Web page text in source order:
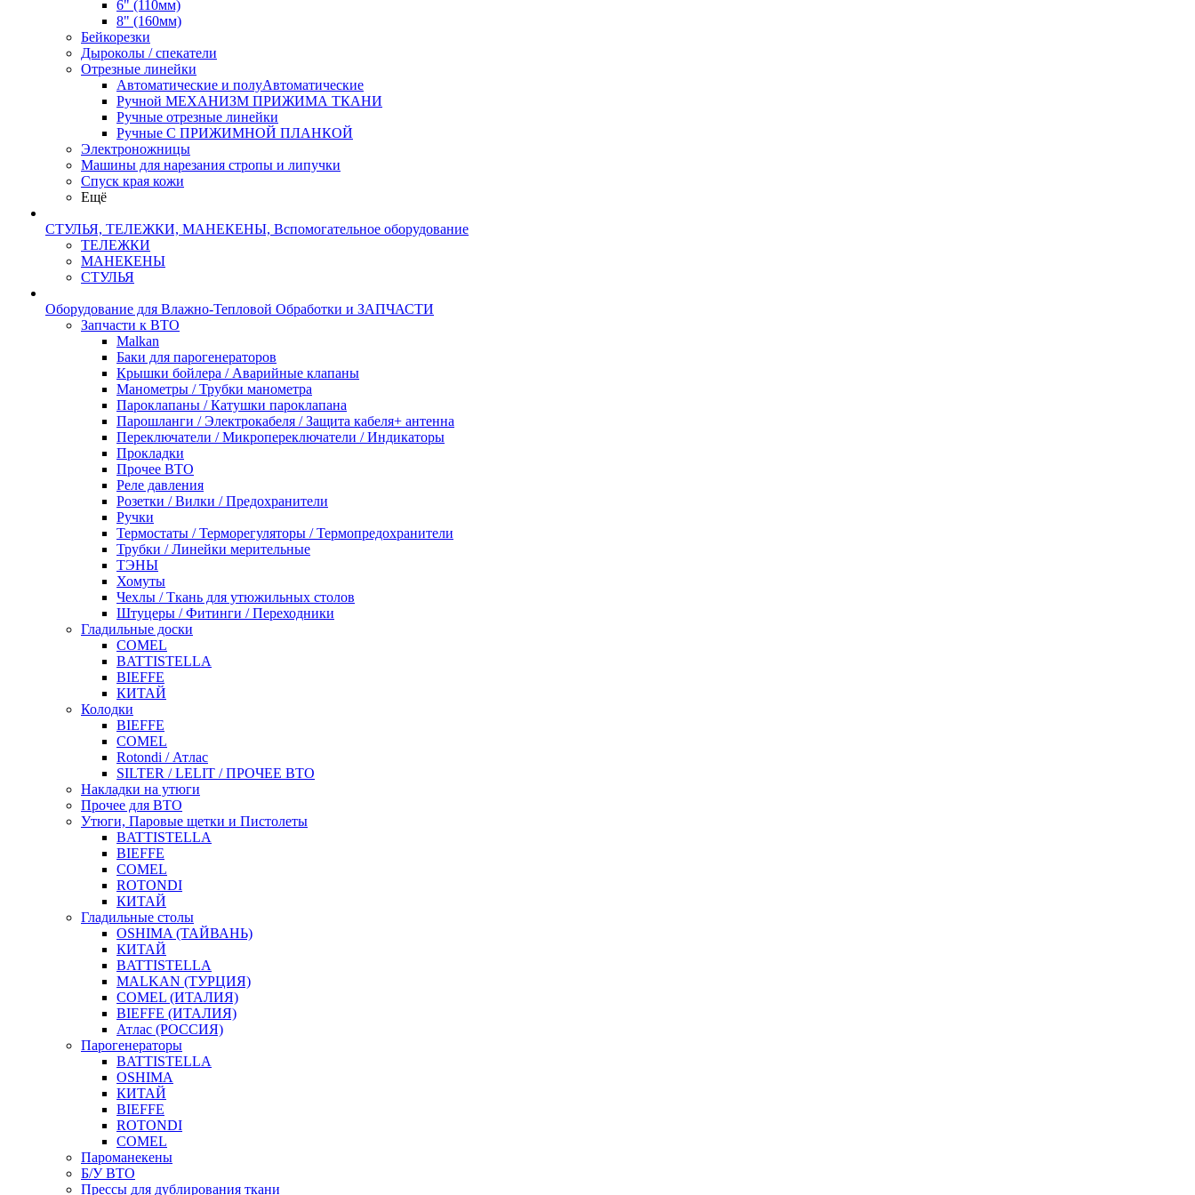
6" (110мм)
8" (160мм)
Бейкорезки
Дыроколы / спекатели
Отрезные линейки
Автоматические и полуАвтоматические
Ручной МЕХАНИЗМ ПРИЖИМА ТКАНИ
Ручные отрезные линейки
Ручные С ПРИЖИМНОЙ ПЛАНКОЙ
Электроножницы
Машины для нарезания стропы и липучки
Спуск края кожи
Ещё
СТУЛЬЯ, ТЕЛЕЖКИ, МАНЕКЕНЫ, Вспомогательное оборудование
ТЕЛЕЖКИ
МАНЕКЕНЫ
СТУЛЬЯ
Оборудование для Влажно-Тепловой Обработки и ЗАПЧАСТИ
Запчасти к ВТО
Malkan
Баки для парогенераторов
Крышки бойлера / Аварийные клапаны
Манометры / Трубки манометра
Пароклапаны / Катушки пароклапана
Парошланги / Электрокабеля / Защита кабеля+ антенна
Переключатели / Микропереключатели / Индикаторы
Прокладки
Прочее ВТО
Реле давления
Розетки / Вилки / Предохранители
Ручки
Термостаты / Терморегуляторы / Термопредохранители
Трубки / Линейки мерительные
ТЭНЫ
Хомуты
Чехлы / Ткань для утюжильных столов
Штуцеры / Фитинги / Переходники
Гладильные доски
COMEL
BATTISTELLA
BIEFFE
КИТАЙ
Колодки
BIEFFE
COMEL
Rotondi / Атлас
SILTER / LELIT / ПРОЧЕЕ ВТО
Накладки на утюги
Прочее для ВТО
Утюги, Паровые щетки и Пистолеты
BATTISTELLA
BIEFFE
COMEL
ROTONDI
КИТАЙ
Гладильные столы
OSHIMA (ТАЙВАНЬ)
КИТАЙ
BATTISTELLA
MALKAN (ТУРЦИЯ)
COMEL (ИТАЛИЯ)
BIEFFE (ИТАЛИЯ)
Атлас (РОССИЯ)
Парогенераторы
BATTISTELLA
OSHIMA
КИТАЙ
BIEFFE
ROTONDI
COMEL
Пароманекены
Б/У ВТО
Прессы для дублирования ткани